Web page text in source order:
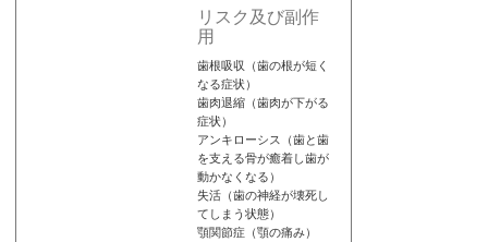
リスク及び副作
用
歯根吸収（歯の根が短く
なる症状）
歯肉退縮（歯肉が下がる
症状）
アンキローシス（歯と歯
を支える骨が癒着し歯が
動かなくなる）
失活（歯の神経が壊死し
てしまう状態）
顎関節症（顎の痛み）